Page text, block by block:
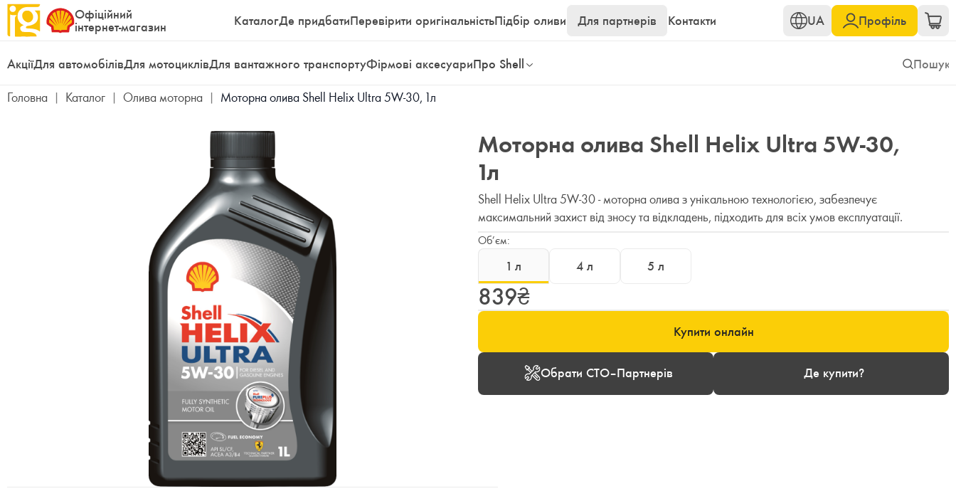
Офіційний
інтернет-магазин
КаталогДе придбатиПеревірити оригінальністьПідбір оливи Для партнерів Контакти UA Профіль
АкціїДля автомобілівДля мотоциклівДля вантажного транспортуФірмові аксесуариПро Shell
Головна | Каталог | Олива моторна | Моторна олива Shell Helix Ultra 5W-30, 1л
Моторна олива Shell Helix Ultra 5W-30,
1л
Shell Helix Ultra 5W-30 - моторна олива з унікальною технологією, забезпечує
максимальний захист від зносу та відкладень, підходить для всіх умов експлуатації.
Об’єм:
1 л 4 л 5 л
839₴
Купити онлайн
Обрати СТО–Партнерів Де купити?